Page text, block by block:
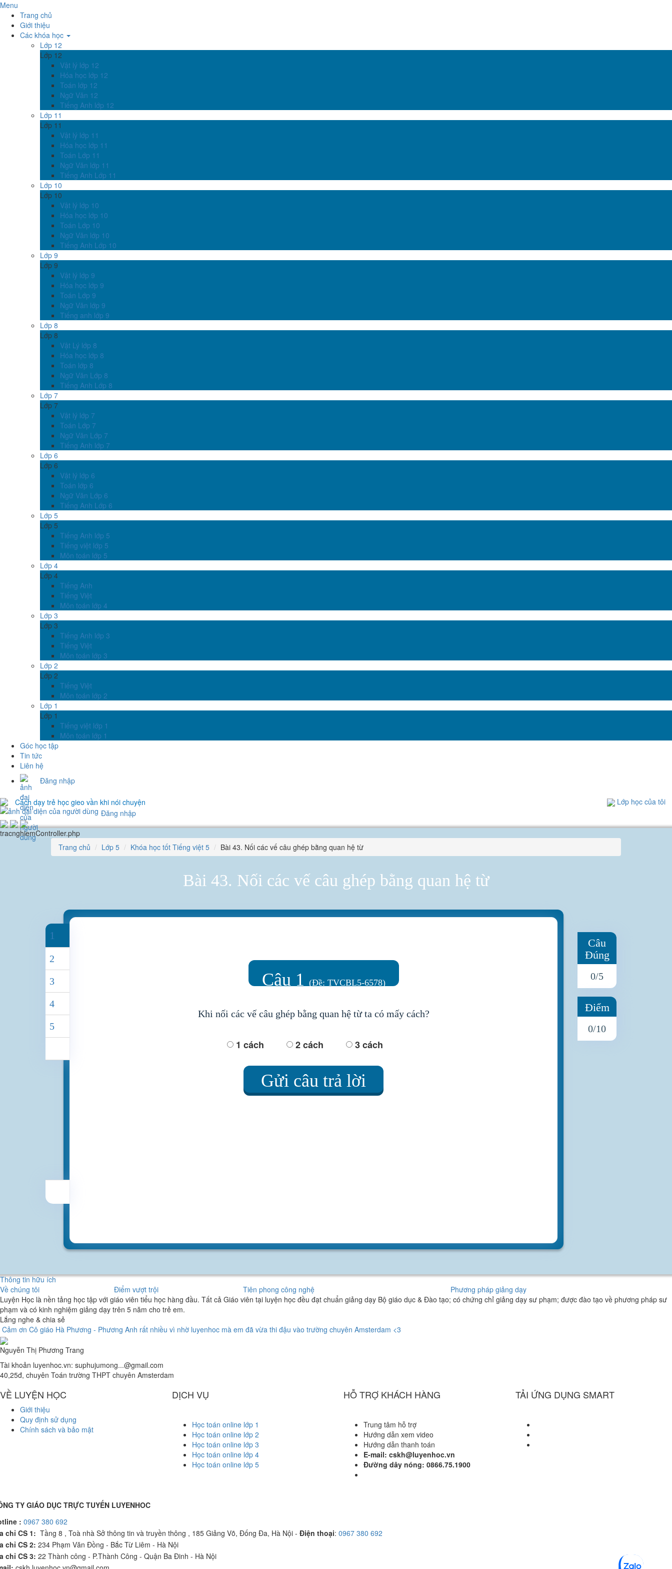
Menu
Trang chủ
Giới thiệu
Các khóa học
Lớp 12
Lớp 12
Vật lý lớp 12
Hóa học lớp 12
Toán lớp 12
Ngữ Văn 12
Tiếng Anh lớp 12
Lớp 11
Lớp 11
Vật lý lớp 11
Hóa học lớp 11
Toán Lớp 11
Ngữ Văn lớp 11
Tiếng Anh Lớp 11
Lớp 10
Lớp 10
Vật lý lớp 10
Hóa học lớp 10
Toán Lớp 10
Ngữ Văn lớp 10
Tiếng Anh Lớp 10
Lớp 9
Lớp 9
Vật lý lớp 9
Hóa học lớp 9
Toán Lớp 9
Ngữ Văn lớp 9
Tiếng anh lớp 9
Lớp 8
Lớp 8
Vật Lý lớp 8
Hóa học lớp 8
Toán lớp 8
Ngữ Văn Lớp 8
Tiếng Anh Lớp 8
Lớp 7
Lớp 7
Vật lý lớp 7
Toán Lớp 7
Ngữ Văn Lớp 7
Tiếng Anh lớp 7
Lớp 6
Lớp 6
Vật lý lớp 6
Toán lớp 6
Ngữ Văn Lớp 6
Tiếng Anh Lớp 6
Lớp 5
Lớp 5
Tiếng Anh lớp 5
Tiếng việt lớp 5
Môn toán lớp 5
Lớp 4
Lớp 4
Tiếng Anh
Tiếng Việt
Môn toán lớp 4
Lớp 3
Lớp 3
Tiếng Anh lớp 3
Tiếng Việt
Môn toán lớp 3
Lớp 2
Lớp 2
Tiếng Việt
Môn toán lớp 2
Lớp 1
Lớp 1
Tiếng việt lớp 1
Môn toán lớp 1
Góc học tập
Tin tức
Liên hệ
Đăng nhập
Cách dạy trẻ học gieo vần khi nói chuyện
Lớp học của tôi
Đăng nhập
tracnghiemController.php
Trang chủ
Lớp 5 Khóa học tốt Tiếng việt 5 Bài 43. Nối các vế câu ghép bằng quan hệ từ
Bài 43. Nối các vế câu ghép bằng quan hệ từ
1
2
3
4
5
Câu
Đúng
0/5
Điểm
0/10
Câu 1 (Đề: TVCBL5-6578)
Khi nối các vế câu ghép bằng quan hệ từ ta có mấy cách?
1 cách 2 cách 3 cách
Gửi câu trả lời
Thông tin hữu ích
Về chúng tôi
Điểm vượt trội Tiên phong công nghệ
Phương pháp giảng dạy
Luyện Học là nền tảng học tập với giáo viên tiểu học hàng đầu. Tất cả Giáo viên tại luyện học đều đạt chuẩn giảng dạy Bộ giáo dục & Đào tạo; có chứng chỉ giảng dạy sư phạm; được đào tạo về phương pháp sư
phạm và có kinh nghiệm giảng dạy trên 5 năm cho trẻ em.
Lắng nghe & chia sẻ
Cảm ơn Cô giáo Hà Phương - Phương Anh rất nhiều vì nhờ luyenhoc mà em đã vừa thi đậu vào trường chuyên Amsterdam <3
Nguyễn Thị Phương Trang
Tài khoản luyenhoc.vn: suphujumong...@gmail.com
40,25đ, chuyên Toán trường THPT chuyên Amsterdam
VỀ LUYỆN HỌC
Giới thiệu
Quy định sử dụng
Chính sách và bảo mật
DỊCH VỤ
Học toán online lớp 1
Học toán online lớp 2
Học toán online lớp 3
Học toán online lớp 4
Học toán online lớp 5
HỖ TRỢ KHÁCH HÀNG
Trung tâm hỗ trợ
Hướng dẫn xem video
Hướng dẫn thanh toán
E-mail: cskh@luyenhoc.vn
Đường dây nóng: 0866.75.1900
TẢI ỨNG DỤNG SMART
TY GIÁO DỤC TRỰC TUYẾN LUYENHOC
: 0967 380 692
chỉ CS 1: Tầng 8 , Toà nhà Sở thông tin và truyền thông , 185 Giảng Võ, Đống Đa, Hà Nội - Điện thoại: 0967 380 692
chỉ CS 2: 234 Phạm Văn Đồng - Bắc Từ Liêm - Hà Nội
chỉ CS 3: 22 Thành công - P.Thành Công - Quận Ba Đinh - Hà Nội